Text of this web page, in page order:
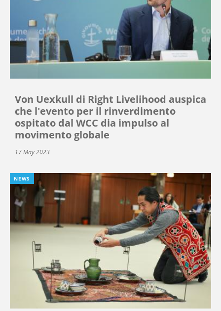
Von Uexkull di Right Livelihood auspica
che l'evento per il rinverdimento
ospitato dal WCC dia impulso al
movimento globale
17 May 2023
NEWS